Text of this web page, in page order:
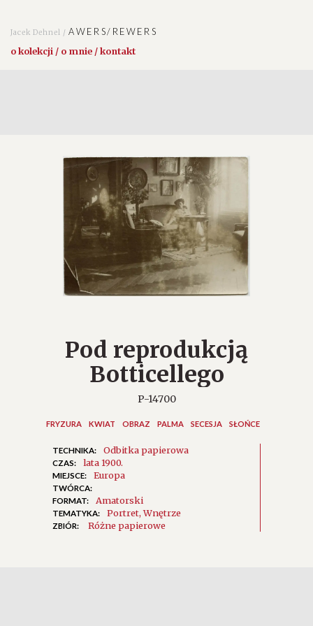
Jacek Dehnel /AWERS/REWERS
o kolekcji / o mnie / kontakt
Pod reprodukcją
Botticellego
P-14700
FRYZURA KWIAT OBRAZ PALMA SECESJA SŁOŃCE
TECHNIKA: Odbitka papierowa
CZAS: lata 1900.
MIEJSCE: Europa
TWÓRCA:
FORMAT:
Amatorski
TEMATYKA: Portret Wnętrze
ZBIÓR: Różne papierowe